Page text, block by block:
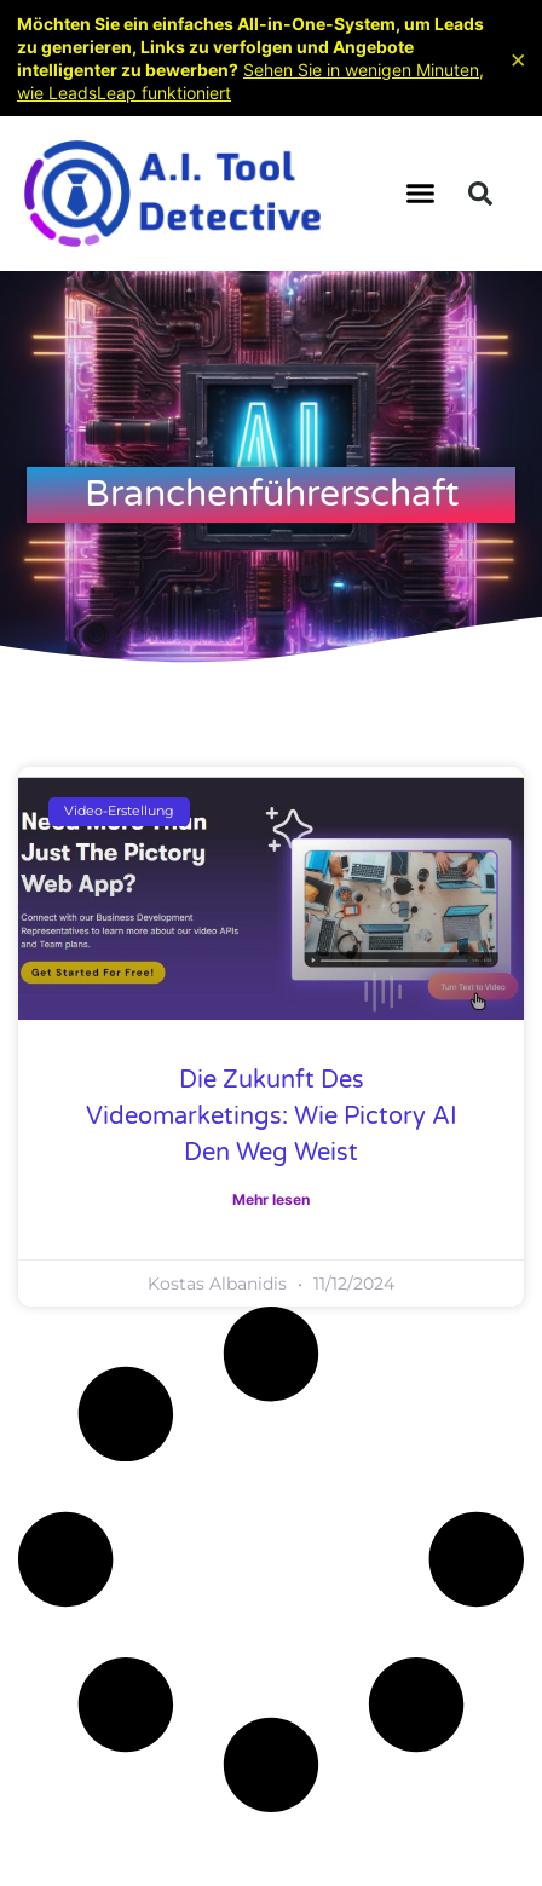
Branchenführerschaft
Video-Erstellung
Die Zukunft Des
Videomarketings: Wie Pictory AI
Den Weg Weist
Mehr lesen
Kostas Albanidis 11/12/2024
Möchten Sie ein einfaches All-in-One-System, um Leads
zu generieren, Links zu verfolgen und Angebote
intelligenter zu bewerben? Sehen Sie in wenigen Minuten,
wie LeadsLeap funktioniert
×